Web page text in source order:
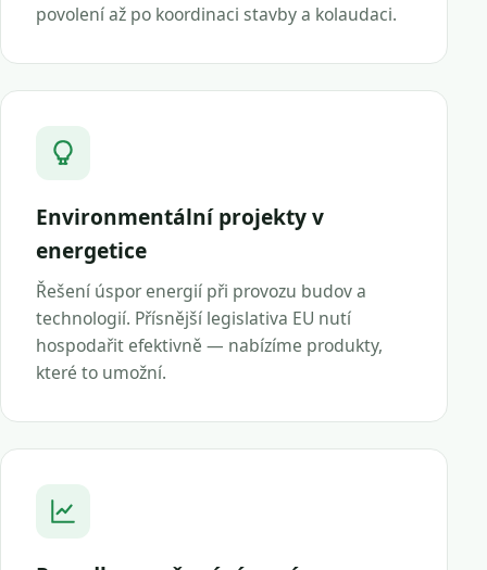
povolení až po koordinaci stavby a kolaudaci.
Environmentální projekty v
energetice
Řešení úspor energií při provozu budov a
technologií. Přísnější legislativa EU nutí
hospodařit efektivně — nabízíme produkty,
které to umožní.